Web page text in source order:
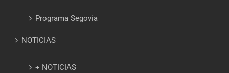
Programa Segovia
NOTICIAS
+ NOTICIAS